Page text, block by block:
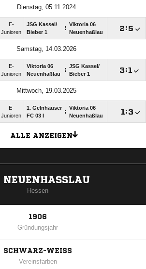
Dienstag, 05.11.2024
E-
Junioren
JSG Kassel/​
Bieber 1
: Viktoria 06
Neuenhaßlau
:
Samstag, 14.03.2026
E-
Junioren
Viktoria 06
Neuenhaßlau
: JSG Kassel/​
Bieber 1
:
Mittwoch, 19.03.2025
E-
Junioren
1. Gelnhäuser
FC 03 I
: Viktoria 06
Neuenhaßlau
:
ALLE ANZEIGEN
Hessen
1906
Gründungsjahr
SCHWARZ-WEISS
Vereinsfarben